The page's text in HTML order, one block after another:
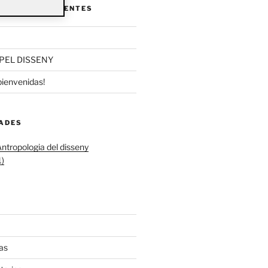
RECIENTES
DISSENY
del disseny